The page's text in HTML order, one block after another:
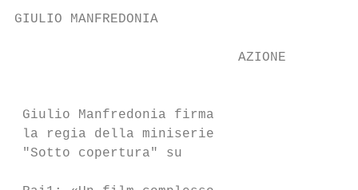
GIULIO MANFREDONIA                                                                                                                                            sotto

                            AZIONE
                                                                                                                                    U                              copertura
                                                                                                                                            na produzione
 Giulio Manfredonia firma                                                                                                                   Lux Vide in col-
 la regia della miniserie                                                                                                                   laborazione con
 "Sotto copertura" su                                                                                                               Rai Fiction, prodotta da Matilde e Luca Bernabei, in

 Rai1: «Un film complesso                                                                                                           onda lunedì 2 e martedì 3 novembre in prima serata
                                                                                                                                    su Rai1. Regia di Giulio Manfredonia. Nel cast Claudio
 e denso di sentimenti

               passione      &
                                                                                                                                    Gioè (Michele Romano), Guido Caprino (Antonio Iovi-
 dove la liberazione dal
                                                                                                                                    ne), Filippo Scicchitano (Emilio), Dalila Pasquariello
 sopruso del male è un                                                                                                              (Anna Corradi), Simone Montedoro (Arturo De Luca),
 viaggio individuale, ma                                                                                                            Raffaella Rea (Rosanna Croce), Antonio Gerardi (Salvo
 anche collettivo»                                                                                                                  Izzo), Antonio Folletto (Carlo Caputo), Iaia Forte (pro-
                                                                                                                                    curatrice), Antonio Milo (Angelo Corradi), Giovanna Rei